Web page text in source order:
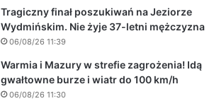
Tragiczny finał poszukiwań na Jeziorze
Wydmińskim. Nie żyje 37-letni mężczyzna
06/08/26 11:39
Warmia i Mazury w strefie zagrożenia! Idą
gwałtowne burze i wiatr do 100 km/h
06/08/26 11:30